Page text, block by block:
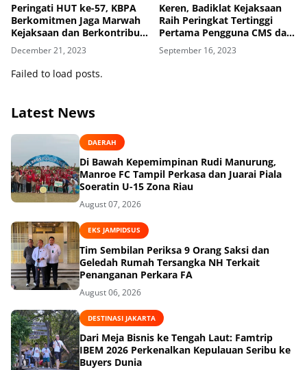
Peringati HUT ke-57, KBPA
Berkomitmen Jaga Marwah
Kejaksaan dan Berkontribusi
Positif
December 21, 2023
Keren, Badiklat Kejaksaan
Raih Peringkat Tertinggi
Pertama Pengguna CMS dari
KPPN
September 16, 2023
Failed to load posts.
Latest News
DAERAH
Di Bawah Kepemimpinan Rudi Manurung,
Manroe FC Tampil Perkasa dan Juarai Piala
Soeratin U-15 Zona Riau
August 07, 2026
EKS JAMPIDSUS
Tim Sembilan Periksa 9 Orang Saksi dan
Geledah Rumah Tersangka NH Terkait
Penanganan Perkara FA
August 06, 2026
DESTINASI JAKARTA
Dari Meja Bisnis ke Tengah Laut: Famtrip
IBEM 2026 Perkenalkan Kepulauan Seribu ke
Buyers Dunia